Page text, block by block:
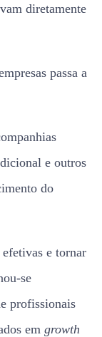
diretamente
passa a
e outros
do
e tornar
se
profissionais
em growth